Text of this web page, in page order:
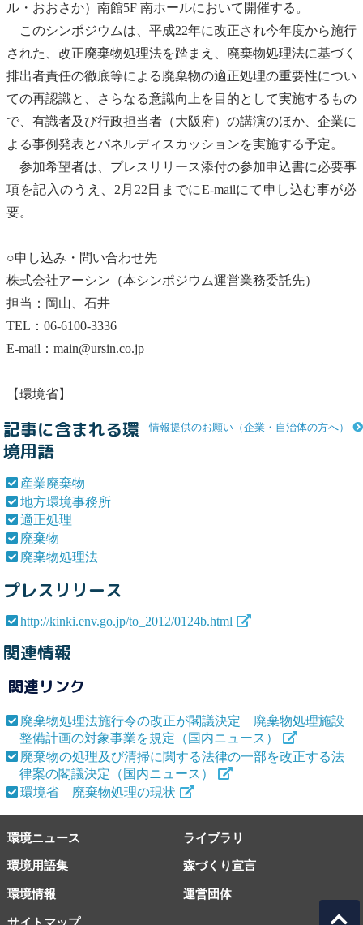
ル・おおさか）南館5F 南ホールにおいて開催する。
このシンポジウムは、平成22年に改正され今年度から施行
された、改正廃棄物処理法を踏まえ、 廃棄物処理法に基づく
排出者責任の徹底等による廃棄物の適正処理の重要性につい
ての再認識と、さらなる意識向上を目的として実施するもの
で、有識者及び行政担当者（大阪府）の講演のほか、企業に
よる事例発表とパネルディスカッションを実施する予定。
参加希望者は、プレスリリース添付の参加申込書に必要事
項を記入のうえ、2月22日までにE-mailにて申し込む事が必
要。
○申し込み・問い合わせ先
株式会社アーシン（本シンポジウム運営業務委託先）
担当：岡山、石井
TEL：06-6100-3336
E-mail：main@ursin.co.jp
【環境省】
情報提供のお願い（企業・自治体の方へ）
記事に含まれる環
境用語
産業廃棄物
地方環境事務所
適正処理
廃棄物
廃棄物処理法
プレスリリース
http://kinki.env.go.jp/to_2012/0124b.html
関連情報
関連リンク
廃棄物処理法施行令の改正が閣議決定 廃棄物処理施設
整備計画の対象事業を規定（国内ニュース）
廃棄物の処理及び清掃に関する法律の一部を改正する法
律案の閣議決定（国内ニュース）
環境省 廃棄物処理の現状
環境ニュース ライブラリ
環境用語集 森づくり宣言
環境情報
サイトマップ
運営団体